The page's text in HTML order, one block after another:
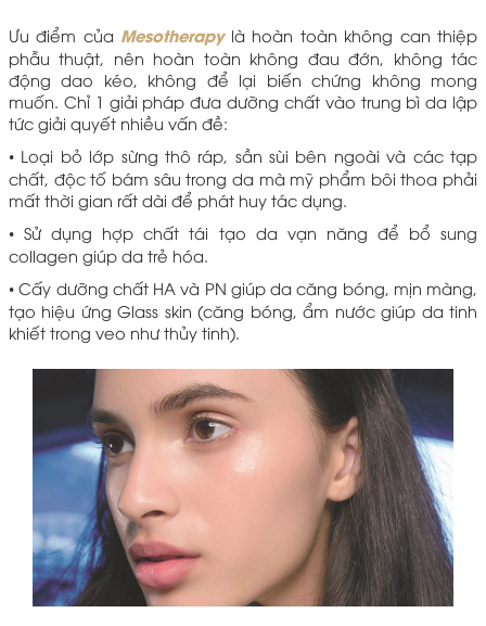
Ưu điểm của Mesotherapylà hoàn toàn không can thiệp
phẫu thuật, nên hoàn toàn không đau đớn, không tác
động dao kéo, không để lại biến chứng không mong
muốn. Chỉ 1 giải pháp đưa dưỡng chất vào trung bì da lập
tức giải quyết nhiều vấn đề:
• Loại bỏ lớp sừng thô ráp, sần sùi bên ngoài và các tạp
chất, độc tố bám sâu trong da mà mỹ phẩm bôi thoa phải
mất thời gian rất dài để phát huy tác dụng.
• Sử dụng hợp chất tái tạo da vạn năng để bổ sung
collagen giúp da trẻ hóa.
• Cấy dưỡng chất HA và PN giúp da căng bóng, mịn màng,
tạo hiệu ứng Glass skin (căng bóng, ẩm nước giúp da tinh
khiết trong veo như thủy tinh).